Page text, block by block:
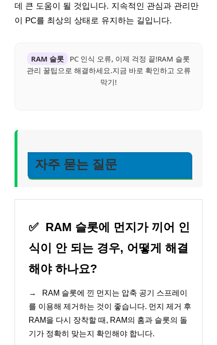
데 큰 도움이 될 것입니다. 지속적인 관심과 관리만
이 PC를 최상의 상태로 유지하는 길입니다.
RAM 슬롯
PC 인식 오류, 이제 걱정 끝!RAM 슬롯
관리 꿀팁으로 해결하세요.지금 바로 확인하고 오류
막기!
자주 묻는 질문
✅ RAM 슬롯에 먼지가 끼어 인
식이 안 되는 경우, 어떻게 해결
해야 하나요?
→
RAM 슬롯에 낀 먼지는 압축 공기 스프레이
를 이용해 제거하는 것이 좋습니다. 먼지 제거 후
RAM을 다시 장착할 때, RAM의 홈과 슬롯의 돌
기가 정확히 맞는지 확인해야 합니다.